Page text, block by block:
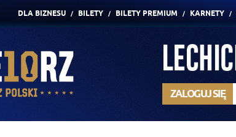
DLA BIZNESU BILETY BILETY PREMIUM KARNETY
ZALOGUJ SIĘ